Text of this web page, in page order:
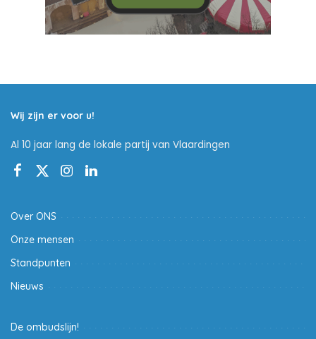
Wij zijn er voor u!
Al 10 jaar lang de lokale partij van Vlaardingen
Over ONS
Onze mensen
Standpunten
Nieuws
De ombudslijn!